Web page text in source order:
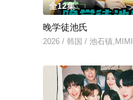
全12集
晚学徒池氏
2026 / 韩国 / 池石镇,MIMI